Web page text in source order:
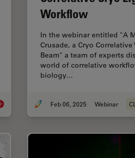
“Waffle Method”: High-Pressure Freeze
Workflow
In the webinar entitled "A
Crusade, a Cryo
Beam" a team of experts
world of correlative
biology…
Feb 06, 2025 Webinar